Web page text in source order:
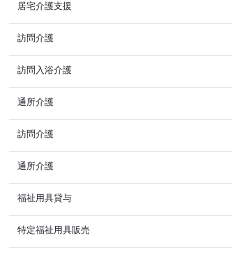
居宅介護支援
訪問介護
訪問入浴介護
通所介護
訪問介護
通所介護
福祉用具貸与
特定福祉用具販売